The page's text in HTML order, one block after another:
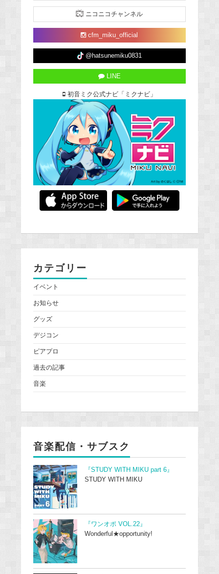
ニコニコチャンネル
cfm_miku_official
@hatsunemiku0831
LINE
初音ミク公式ナビ「ミクナビ」
カテゴリー
イベント
お知らせ
グッズ
デジコン
ピアプロ
過去の記事
音楽
音楽配信・サブスク
『STUDY WITH MIKU part 6』
STUDY WITH MIKU
『ワンオポ VOL.22』
Wonderful★opportunity!